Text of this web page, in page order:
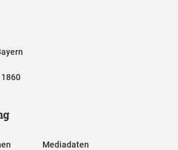
1860
Mediadaten